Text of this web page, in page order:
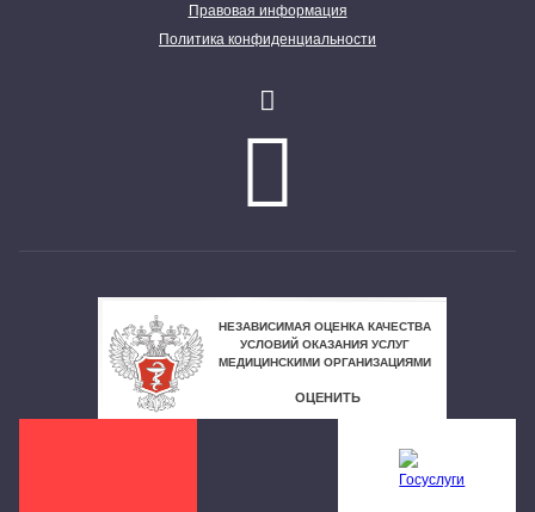
Правовая информация
Политика конфиденциальности